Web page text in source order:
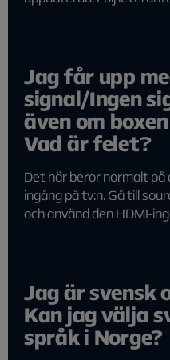
Jag får upp
signal/Ingen
även om
Vad är felet?
Det här beror normalt
ingång på tv:n. Gå till
och använd den HDMI-
Jag är svensk
Kan jag välja
språk i Norge?